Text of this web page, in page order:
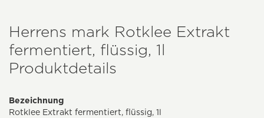
Herrens mark Rotklee Extrakt
fermentiert, flüssig, 1l
Produktdetails
Bezeichnung
Rotklee Extrakt fermentiert, flüssig, 1l